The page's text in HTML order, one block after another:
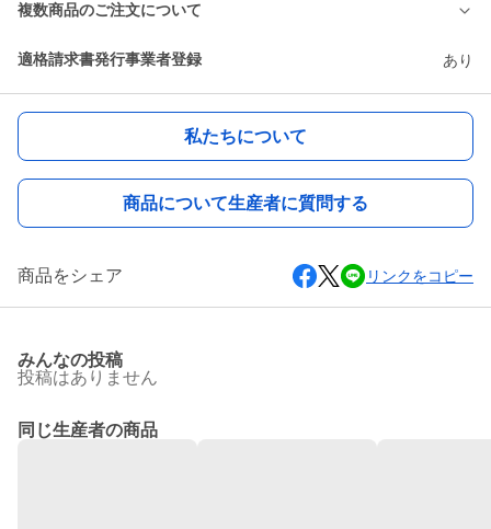
複数商品のご注文について
適格請求書発行事業者登録 あり
私たちについて
商品について生産者に質問する
商品をシェア リンクをコピー
みんなの投稿
投稿はありません
同じ生産者の商品